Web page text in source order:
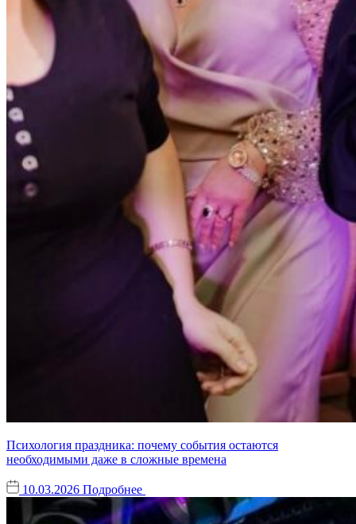
Психология праздника: почему события остаются
необходимыми даже в сложные времена
10.03.2026 Подробнее